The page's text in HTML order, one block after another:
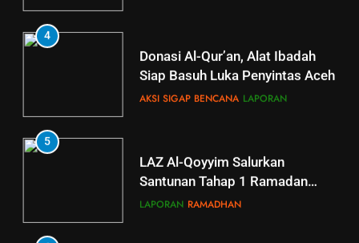
4
Donasi Al-Qur’an, Alat Ibadah
Siap Basuh Luka Penyintas Aceh
AKSI SIGAP BENCANA LAPORAN
5
LAZ Al-Qoyyim Salurkan
Santunan Tahap 1 Ramadan
LAPORAN RAMADHAN
5
Tahsin Griya Tahfidz Al-Qoyyim:
Semangat Bapak-Bapak
Menjaga Kalam Ilahi di Tengah
GRIYA TAHFIDZ LAPORAN